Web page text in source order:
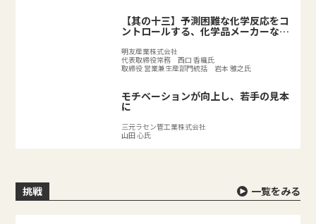
【其の十三】予測困難な化学反応をコ
ントロールする、化学品メーカーなら
明友産業株式会社
代表取締役常務 西口 香織氏
取締役 営業兼生産部門統括 岩本 雅之氏
モチベーションが向上し、若手の見本
に
三元ラセン管工業株式会社
山田 心氏
挑戦 一覧をみる